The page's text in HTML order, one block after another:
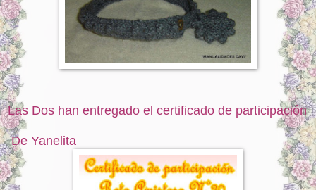
Las Dos han entregado el certificado de participación
De Yanelita